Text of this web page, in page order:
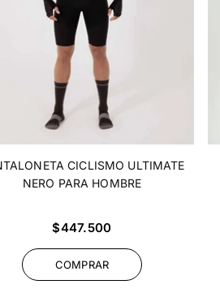
CICLISMO ULTIMATE
NERO PARA HOMBRE
Precio
$447.500
COMPRAR